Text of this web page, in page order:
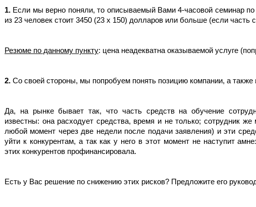
1. Если мы верно поняли, то описываемый Вами 4-часовой семинар
из 23 человек стоит 3450 (23 х 150) долларов или больше (если часть
Резюме по данному пункту: цена неадекватна оказываемой услуге
2. Со своей стороны, мы попробуем понять позицию компании, а также
Да, на рынке бывает так, что часть средств на обучение
известны: она расходует средства, время и не только; сотрудник же
любой момент через две недели после подачи заявления) и эти
уйти к конкурентам, а так как у него в этот момент не наступит
этих конкурентов профинансировала.
Есть у Вас решение по снижению этих рисков? Предложите его